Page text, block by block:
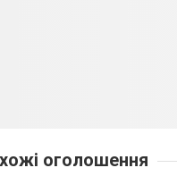
оголошення